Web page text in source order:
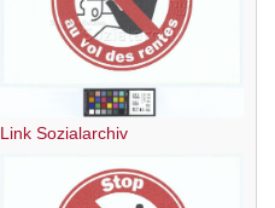
Link Sozialarchiv